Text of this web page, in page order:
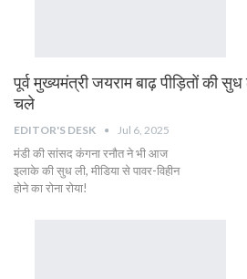
पूर्व मुख्यमंत्री जयराम बाढ़ पीड़ितों की
चले
EDITOR'S DESK Jul 6, 2025
मंडी की सांसद कंगना रनौत ने भी आज
इलाके की सुध ली, मीडिया से पावर-विहीन
होने का रोना रोया!